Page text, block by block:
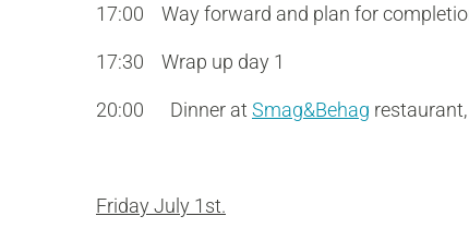
17:00 Way forward and plan for
17:30 Wrap up day 1
20:00 Dinner at Smag&Behag
Friday July 1st.